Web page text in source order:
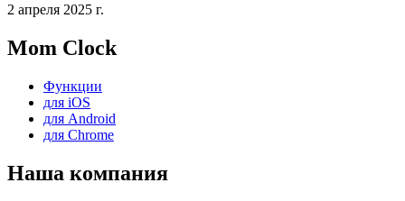
2 апреля 2025 г.
Mom Clock
Функции
для iOS
для Android
для Chrome
Наша компания